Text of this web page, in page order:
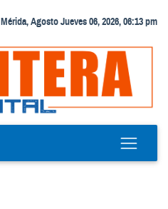
Mérida, Agosto Jueves 06, 2026, 06:13 pm